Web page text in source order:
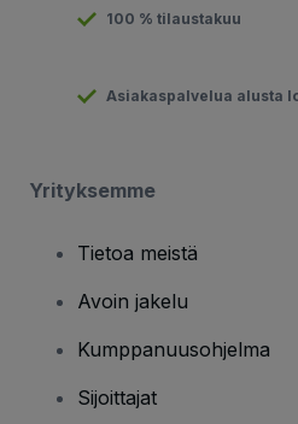
100 % tilaustakuu
Asiakaspalvelua alusta
Yrityksemme
Tietoa meistä
Avoin jakelu
Kumppanuusohjelma
Sijoittajat